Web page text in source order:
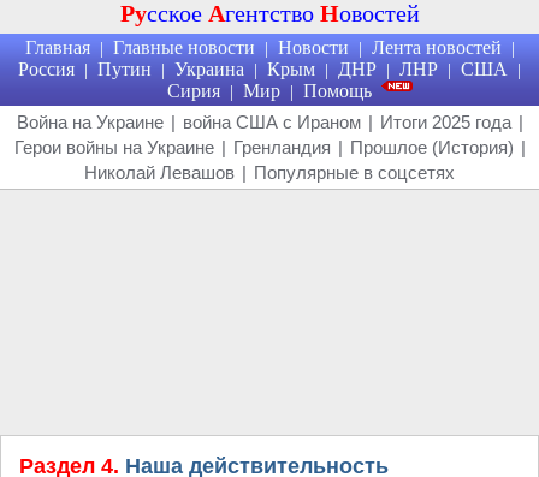
Русское Агентство Новостей
Главная | Главные новости | Новости | Лента новостей |
Россия | Путин | Украина | Крым | ДНР | ЛНР | США |
Сирия | Мир | Помощь
Война на Украине | война США с Ираном | Итоги 2025 года |
Герои войны на Украине | Гренландия | Прошлое (История) |
Николай Левашов | Популярные в соцсетях
Раздел 4. Наша действительность